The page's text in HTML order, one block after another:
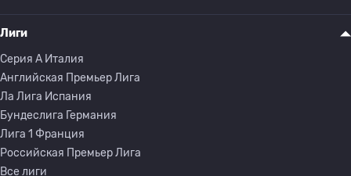
Лиги
Серия A Италия
Английская Премьер Лига
Ла Лига Испания
Бундеслига Германия
Лига 1 Франция
Российская Премьер Лига
Все лиги